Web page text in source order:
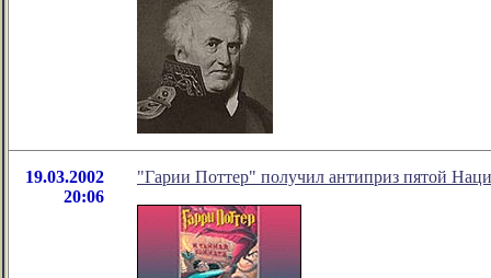
19.03.2002
20:06
"Гарии Поттер" получил антиприз пятой